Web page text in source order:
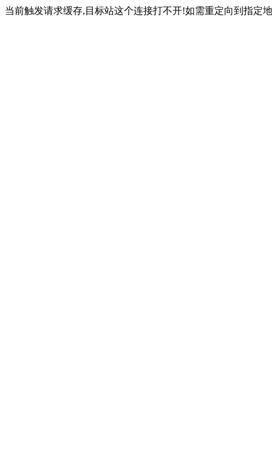
当前触发请求缓存,目标站这个连接打不开!如需重定向到指定